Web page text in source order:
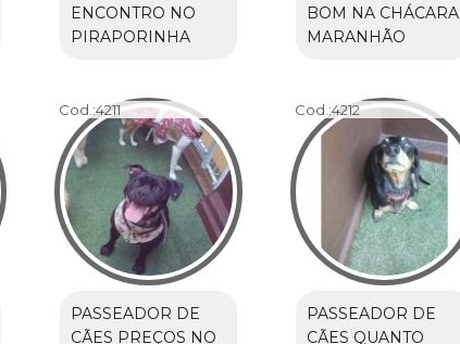
ENCONTRO NO
PIRAPORINHA
BOM NA CHÁCARA
MARANHÃO
Cod.:4211
PASSEADOR DE
CÃES PREÇOS NO
Cod.:4212
PASSEADOR DE
CÃES QUANTO